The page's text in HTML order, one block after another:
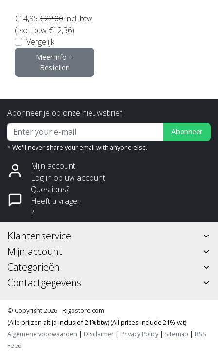
€14,95 €22,00 incl. btw
(excl. btw €12,36)
Vergelijk
Meer info +
Bestellen
Abonneer je op onze nieuwsbrief
Abonneer
* We'll never share your email with anyone else.
Mijn account
Log in op uw account
Questions?
Heeft u vragen
?
Klantenservice
Mijn account
Categorieën
Contactgegevens
© Copyright 2026 - Rigostore.com
(Alle prijzen altijd inclusief 21%btw) (All prices include 21% vat)
Algemene voorwaarden | Disclaimer | Privacy Policy| Sitemap | RSS
Feed